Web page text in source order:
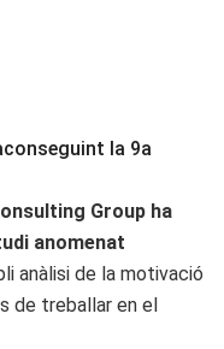
la 9a
Group ha
anomenat
anàlisi de la motivació
de treballar en el